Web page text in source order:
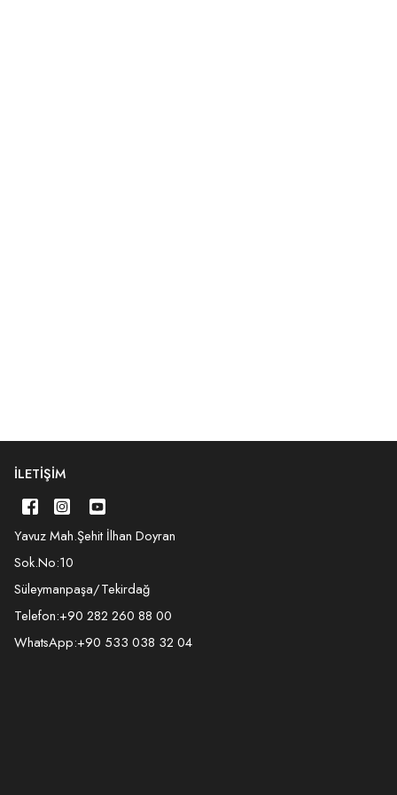
İLETIŞIM
Yavuz Mah.Şehit İlhan Doyran
Sok.No:10
Süleymanpaşa/Tekirdağ
Telefon:+90 282 260 88 00
WhatsApp:+90 533 038 32 04